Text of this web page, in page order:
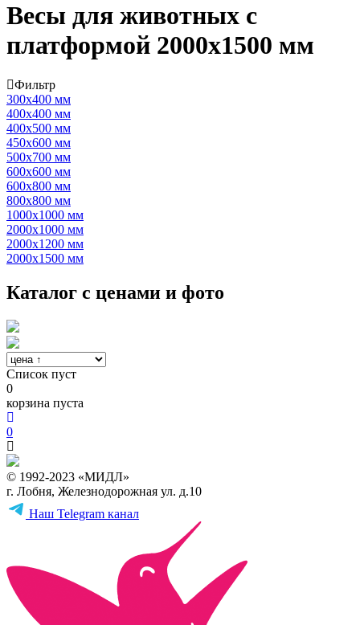
Весы для животных с
платформой 2000х1500 мм
Фильтр
300х400 мм
400х400 мм
400х500 мм
450х600 мм
500х700 мм
600х600 мм
600х800 мм
800х800 мм
1000х1000 мм
2000х1000 мм
2000х1200 мм
2000х1500 мм
Каталог с ценами и фото
Список пуст
0
корзина пуста
0
© 1992-2023 «МИДЛ»
г. Лобня, Железнодорожная ул. д.10
Наш Telegram канал